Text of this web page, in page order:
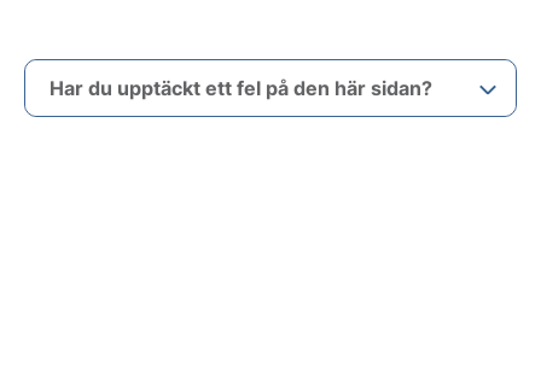
Har du upptäckt ett fel på den här sidan?